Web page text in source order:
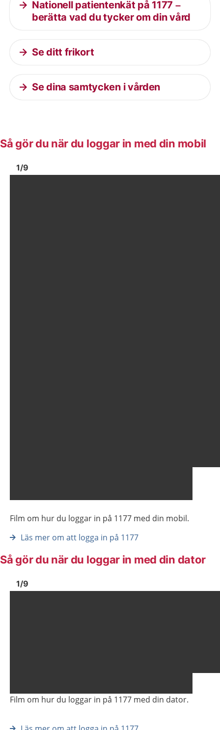
Nationell patientenkät på 1177 –
berätta vad du tycker om din vård
Se ditt frikort
Se dina samtycken i vården
Så gör du när du loggar in med din mobil
Bild1
Film om hur du loggar in på 1177 med din mobil.
Läs mer om att logga in på 1177
1/9
Så gör du när du loggar in med din dator
Bild1
Film om hur du loggar in på 1177 med din dator.
1/9